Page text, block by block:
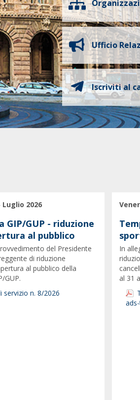
Ufficio
Iscriviti al
2026
GIP/GUP - riduzione
al pubblico
del Presidente
di riduzione
al pubblico della
GUP.
servizio n. 8/2026
In
al 31